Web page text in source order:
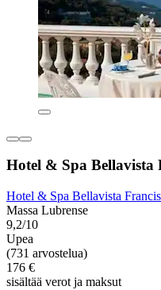
Hotel & Spa Bellavista
Hotel & Spa Bellavista
Massa Lubrense
9,2/10
Upea
(731 arvostelua)
176 €
sisältää verot ja maksut